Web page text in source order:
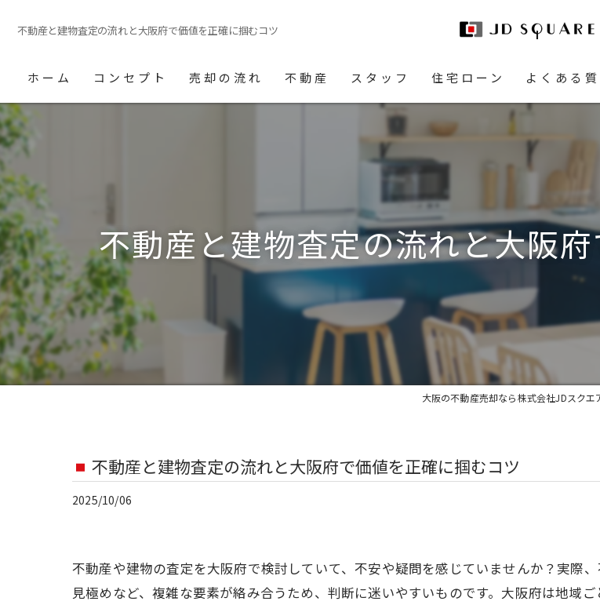
不動産と建物査定の流れと大阪府で価値を正確に掴むコツ
ホーム コンセプト 売却の流れ 不動産 スタッフ 住宅ローン よくある質
不動産と建物査定の流れと大阪
大阪の不動産売却なら株式会社JDスクエ
不動産と建物査定の流れと大阪府で価値を正確に掴むコツ
2025/10/06
不動産や建物の査定を大阪府で検討していて、不安や疑問を感じていませんか？実際
見極めなど、複雑な要素が絡み合うため、判断に迷いやすいものです。大阪府は地域